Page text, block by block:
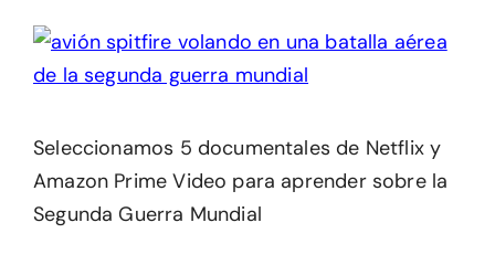
Seleccionamos 5 documentales de Netflix y
Amazon Prime Video para aprender sobre la
Segunda Guerra Mundial